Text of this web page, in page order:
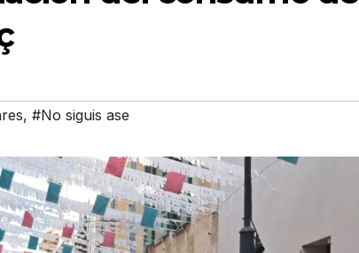
, #No siguis ase